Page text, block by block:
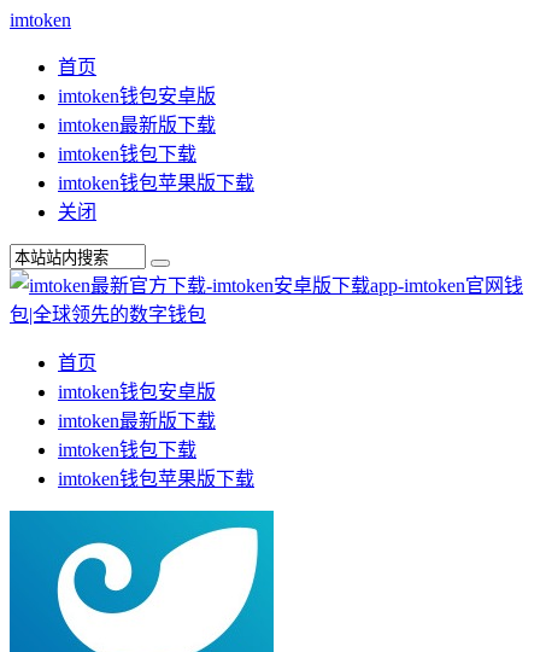
imtoken
首页
imtoken钱包安卓版
imtoken最新版下载
imtoken钱包下载
imtoken钱包苹果版下载
关闭
首页
imtoken钱包安卓版
imtoken最新版下载
imtoken钱包下载
imtoken钱包苹果版下载